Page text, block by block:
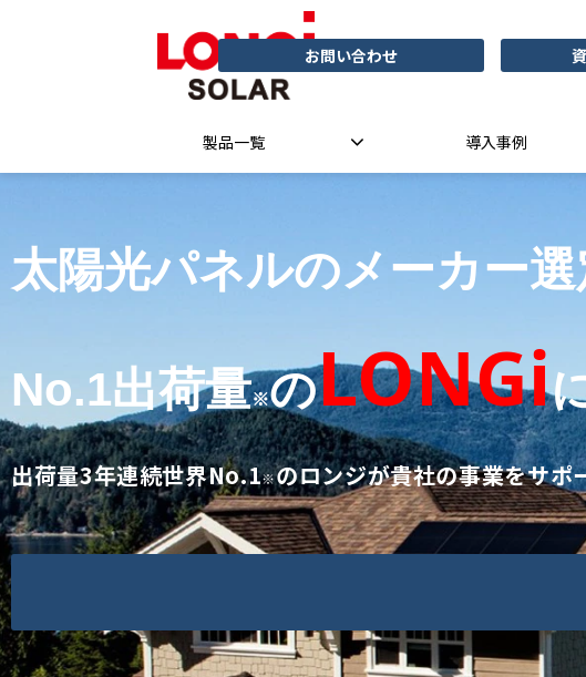
お問い合わせ
製品一覧 導入事例
太陽光パネルのメーカー選
No.1出荷量※のLONGi
出荷量3年連続世界No.1※のロンジが貴社の事業をサポ